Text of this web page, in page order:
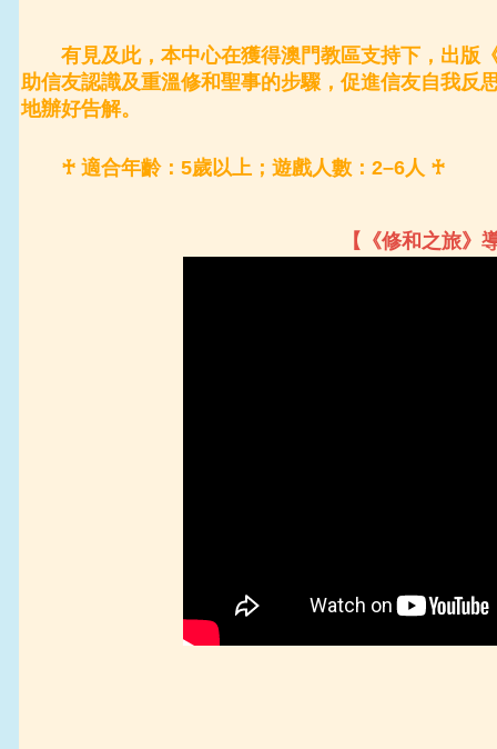
有見及此，本中心在獲得澳門教區支持下，出版
助信友認識及重溫修和聖事的步驟，促進信友自我反
地辦好告解。
♰ 適合年齡：5歲以上；遊戲人數：2–6人 ♰
【《修和之旅》